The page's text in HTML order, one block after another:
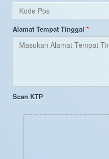
Alamat Tempat Tinggal
Scan KTP